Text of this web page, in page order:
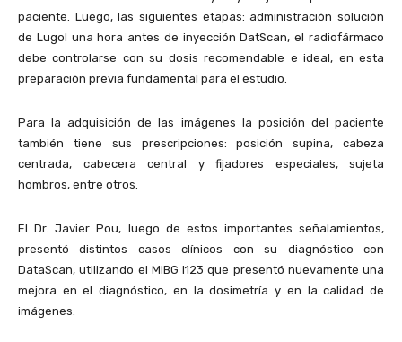
paciente. Luego, las siguientes etapas: administración solución
de Lugol una hora antes de inyección DatScan, el radiofármaco
debe controlarse con su dosis recomendable e ideal, en esta
preparación previa fundamental para el estudio.
Para la adquisición de las imágenes la posición del paciente
también tiene sus prescripciones: posición supina, cabeza
centrada, cabecera central y fijadores especiales, sujeta
hombros, entre otros.
El Dr. Javier Pou, luego de estos importantes señalamientos,
presentó distintos casos clínicos con su diagnóstico con
DataScan, utilizando el MIBG I123 que presentó nuevamente una
mejora en el diagnóstico, en la dosimetría y en la calidad de
imágenes.